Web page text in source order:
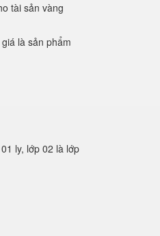
tài sản vàng
là sản phẩm
ly, lớp 02 là lớp